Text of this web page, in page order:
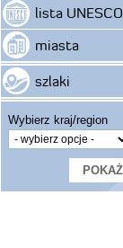
lista UNESCO
miasta
szlaki
Wybierz kraj/region